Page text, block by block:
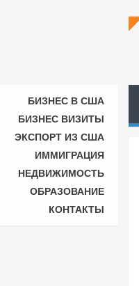
БИЗНЕС В США
БИЗНЕС ВИЗИТЫ
ЭКСПОРТ ИЗ США
ИММИГРАЦИЯ
НЕДВИЖИМОСТЬ
ОБРАЗОВАНИЕ
КОНТАКТЫ